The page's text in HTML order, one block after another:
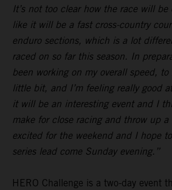
It’s not too clear how the race will
like it will be a fast cross-country
enduro sections, which is a lot
raced on so far this season. In
been working on my overall speed,
little bit, and I’m feeling really good
it will be an interesting event and I
make for close racing and throw up a
excited for the weekend and I hope
series lead come Sunday evening.”
HERO Challenge is a two-day event